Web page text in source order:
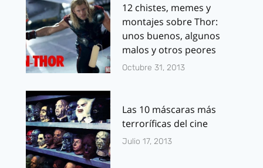
12 chistes, memes y
montajes sobre Thor:
unos buenos, algunos
malos y otros peores
Octubre 31, 2013
Las 10 máscaras más
terroríficas del cine
Julio 17, 2013